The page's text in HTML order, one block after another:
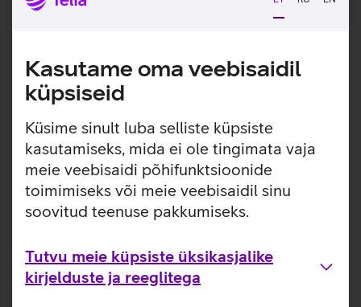
Kasutame oma veebisaidil
küpsiseid
Küsime sinult luba selliste küpsiste
kasutamiseks, mida ei ole tingimata vaja
meie veebisaidi põhifunktsioonide
toimimiseks või meie veebisaidil sinu
soovitud teenuse pakkumiseks.
Tutvu meie küpsiste üksikasjalike
kirjelduste ja reeglitega